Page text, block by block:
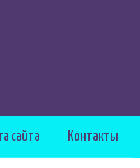
сайта Контакты